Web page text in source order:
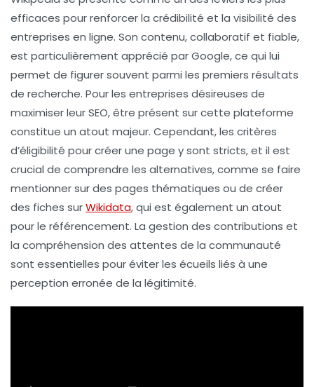
efficaces pour renforcer la crédibilité et la visibilité des
entreprises en ligne. Son contenu, collaboratif et fiable,
est particulièrement apprécié parGoogle, ce qui lui
permet de figurer souvent parmi les premiers résultats
de recherche. Pour les entreprises désireuses de
maximiser leurSEO, être présent sur cette plateforme
constitue un atout majeur. Cependant, les critères
d’éligibilité pour créer une page y sont stricts, et il est
crucial de comprendre les alternatives, comme se faire
mentionner sur des pages thématiques ou de créer
des fiches surWikidata, qui est également un atout
pour le référencement. La gestion des contributions et
la compréhension des attentes de la communauté
sont essentielles pour éviter les écueils liés à une
perception erronée de la légitimité.